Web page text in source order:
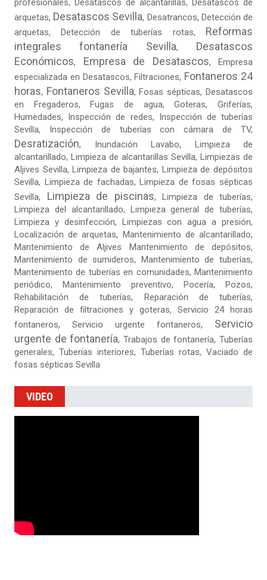
profesionales, Desatascos de alcantarillas, Desatascos de
arquetas, Desatascos Sevilla, Desatrancos, Detección de
arquetas, Detección de tuberías rotas, Reformas
integrales fontanería Sevilla, Desatascos
Económicos, Empresa de Desatascos, Empresa
especializada en Desatascos,Filtraciones, Fontaneros 24
horas, Fontaneros Sevilla,Fosas sépticas,Desatascos
en Fregaderos,Fugas de agua,Goteras, Griferías,
Humedades, Inspección de redes, Inspección de tuberías
Sevilla, Inspección de tuberías con cámara de TV,
Desratización, Inundación Lavabo, Limpieza de
alcantarillado, Limpieza de alcantarillas Sevilla, Limpiezas de
Aljives Sevilla, Limpieza de bajantes, Limpieza de depósitos
Sevilla, Limpieza de fachadas,Limpieza de fosas sépticas
Sevilla, Limpieza de piscinas, Limpieza de tuberías,
Limpieza del alcantarillado, Limpieza general de tuberías,
Limpieza y desinfección, Limpiezas con agua a presión,
Localización de arquetas, Mantenimiento de alcantarillado,
Mantenimiento de Aljives Mantenimiento de depósitos,
Mantenimiento de sumideros, Mantenimiento de tuberías,
Mantenimiento de tuberías en comunidades, Mantenimiento
periódico, Mantenimiento preventivo, Pocería, Pozos,
Rehabilitación de tuberías, Reparación de tuberías,
Reparación de filtraciones y goteras, Servicio 24 horas
fontaneros, Servicio urgente fontaneros, Servicio
urgente de fontanería, Trabajos de fontanería, Tuberías
generales, Tuberías interiores, Tuberías rotas, Vaciado de
fosas sépticas Sevilla
VIDEO